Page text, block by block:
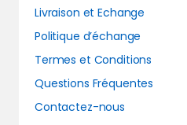
Livraison et Echange
Politique d’échange
Termes et Conditions
Questions Fréquentes
Contactez-nous